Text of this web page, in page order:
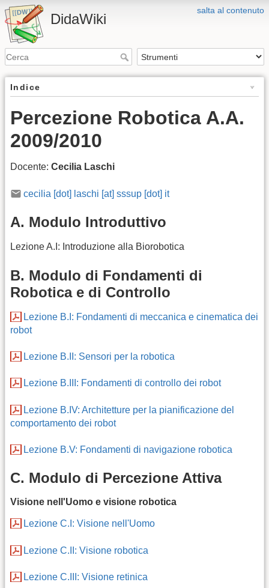
salta al contenuto
DidaWiki
Indice
Percezione Robotica A.A.
2009/2010
Docente: Cecilia Laschi
cecilia [dot] laschi [at] sssup [dot] it
A. Modulo Introduttivo
Lezione A.I: Introduzione alla Biorobotica
B. Modulo di Fondamenti di
Robotica e di Controllo
Lezione B.I: Fondamenti di meccanica e cinematica dei
robot
Lezione B.II: Sensori per la robotica
Lezione B.III: Fondamenti di controllo dei robot
Lezione B.IV: Architetture per la pianificazione del
comportamento dei robot
Lezione B.V: Fondamenti di navigazione robotica
C. Modulo di Percezione Attiva
Visione nell'Uomo e visione robotica
Lezione C.I: Visione nell'Uomo
Lezione C.II: Visione robotica
Lezione C.III: Visione retinica